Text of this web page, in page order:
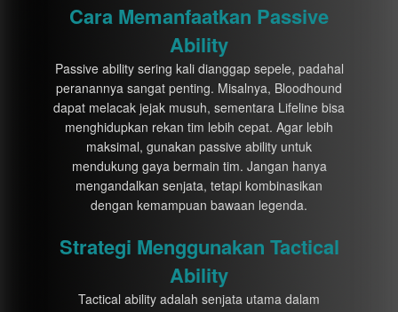
Cara Memanfaatkan Passive
Ability
Passive ability sering kali dianggap sepele, padahal
peranannya sangat penting. Misalnya, Bloodhound
dapat melacak jejak musuh, sementara Lifeline bisa
menghidupkan rekan tim lebih cepat. Agar lebih
maksimal, gunakan passive ability untuk
mendukung gaya bermain tim. Jangan hanya
mengandalkan senjata, tetapi kombinasikan
dengan kemampuan bawaan legenda.
Strategi Menggunakan Tactical
Ability
Tactical ability adalah senjata utama dalam